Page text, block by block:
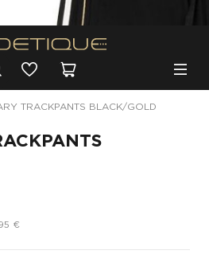
za narudžbe iznad 100€
TRACKPANTS BLACK/GOLD
€